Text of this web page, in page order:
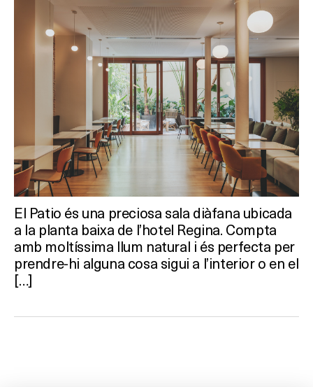
El Patio és una preciosa sala diàfana ubicada
a la planta baixa de l’hotel Regina. Compta
amb moltíssima llum natural i és perfecta per
prendre-hi alguna cosa sigui a l’interior o en el
[…]